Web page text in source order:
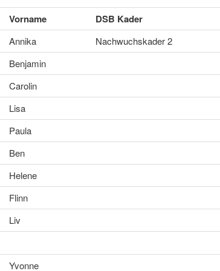
Vorname DSB Kader
Annika
Nachwuchskader 2
Benjamin
Carolin
Lisa
Paula
Ben
Helene
Flinn
Liv
Yvonne